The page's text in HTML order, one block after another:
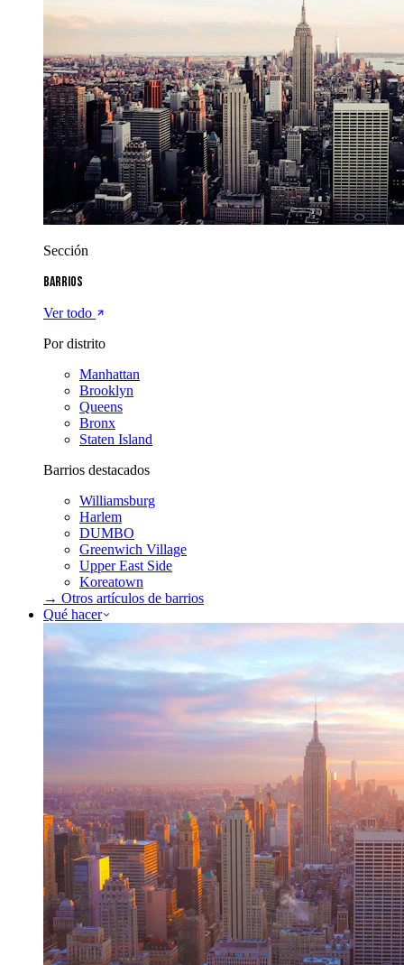
Sección
Barrios
Ver todo
Por distrito
Manhattan
Brooklyn
Queens
Bronx
Staten Island
Barrios destacados
Williamsburg
Harlem
DUMBO
Greenwich Village
Upper East Side
Koreatown
→ Otros artículos de barrios
Qué hacer